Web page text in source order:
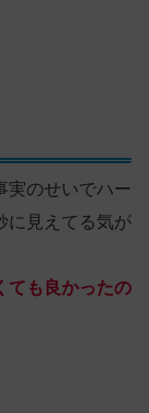
実のせいでハー
に見えてる気が
ても良かったの